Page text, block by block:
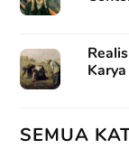
SEMUA